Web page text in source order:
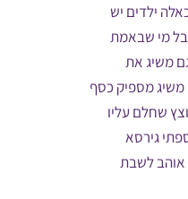
ילדים יש
מי שבאמת
משיג את
משיג מספיק כסף
שחלם עליו
גירסא
אוהב לשבת